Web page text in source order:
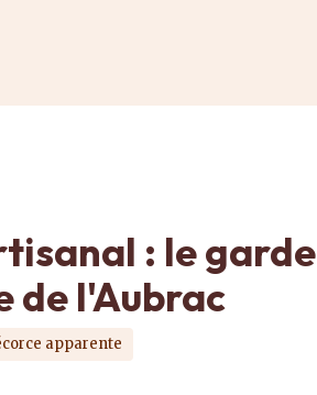
: le garde
de l'Aubrac
apparente